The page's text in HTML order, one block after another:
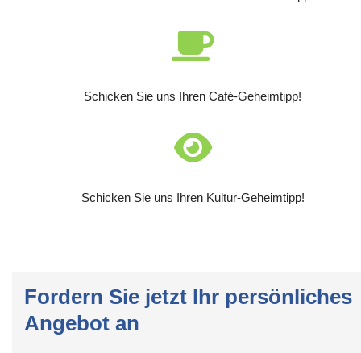
Schicken Sie uns Ihren Café-Geheimtipp!
Schicken Sie uns Ihren Kultur-Geheimtipp!
Fordern Sie jetzt Ihr persönliches
Angebot an